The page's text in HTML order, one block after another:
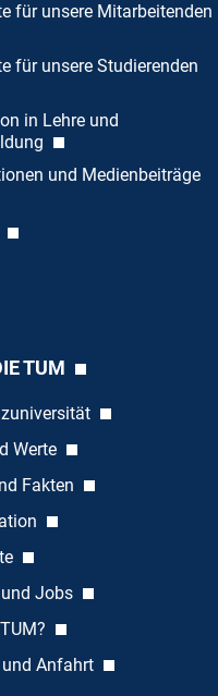
für unsere Mitarbeitenden
für unsere Studierenden
in Lehre und
und Medienbeiträge
TUM
Werte
Fakten
Jobs
Anfahrt